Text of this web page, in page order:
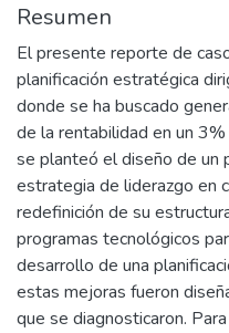
Resumen
El presente reporte de
planificación estratégica
donde se ha buscado
de la rentabilidad en un
se planteó el diseño de un
estrategia de liderazgo en
redefinición de su
programas tecnológicos
desarrollo de una
estas mejoras fueron
que se diagnosticaron.